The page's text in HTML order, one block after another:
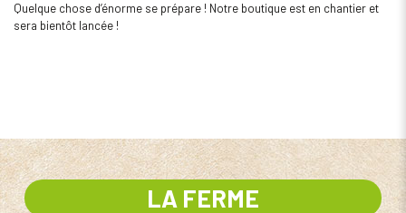
Quelque chose d’énorme se prépare ! Notre boutique est en chantier et
sera bientôt lancée !
LA FERME